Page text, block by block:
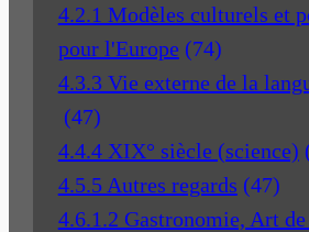
4.2.1 Modèles culturels et
pour l'Europe (74)
4.3.3 Vie externe de la
(47)
4.4.4 XIX° siècle (science)
4.5.5 Autres regards (47)
4.6.1.2 Gastronomie, Art